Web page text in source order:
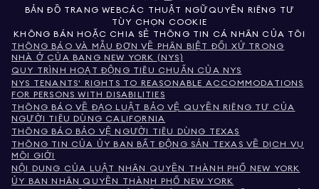
BẢN ĐỒ TRANG WEBCÁC THUẬT NGỮ QUYỀN RIÊNG TƯ
TÙY CHỌN COOKIE
KHÔNG BÁN HOẶC CHIA SẺ THÔNG TIN CÁ NHÂN CỦA TÔI
THÔNG BÁO VÀ MẪU ĐƠN VỀ PHÂN BIỆT ĐỐI XỬ TRONG
NHÀ Ở CỦA BANG NEW YORK (NYS)
QUY TRÌNH HOẠT ĐỘNG TIÊU CHUẨN CỦA NYS
NYS TENANTS' RIGHTS TO REASONABLE ACCOMMODATIONS
FOR PERSONS WITH DISABILITIES
THÔNG BÁO VỀ ĐẠO LUẬT BẢO VỆ QUYỀN RIÊNG TƯ CỦA
NGƯỜI TIÊU DÙNG CALIFORNIA
THÔNG BÁO BẢO VỆ NGƯỜI TIÊU DÙNG TEXAS
THÔNG TIN CỦA ỦY BAN BẤT ĐỘNG SẢN TEXAS VỀ DỊCH VỤ
MÔI GIỚI
NỘI DUNG CỦA LUẬT NHÂN QUYỀN THÀNH PHỐ NEW YORK
ỦY BAN NHÂN QUYỀN THÀNH PHỐ NEW YORK